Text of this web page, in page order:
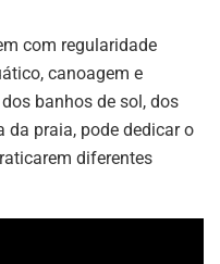
com regularidade
canoagem e
banhos de sol, dos
da praia, pode dedicar o
diferentes